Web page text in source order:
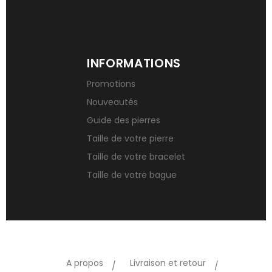
INFORMATIONS
Promotions
Nouveautés
Guide des pierres
Taille de votre pierre
Taille de votre bracelet
Taille de votre bague
A propos Livraison et retour